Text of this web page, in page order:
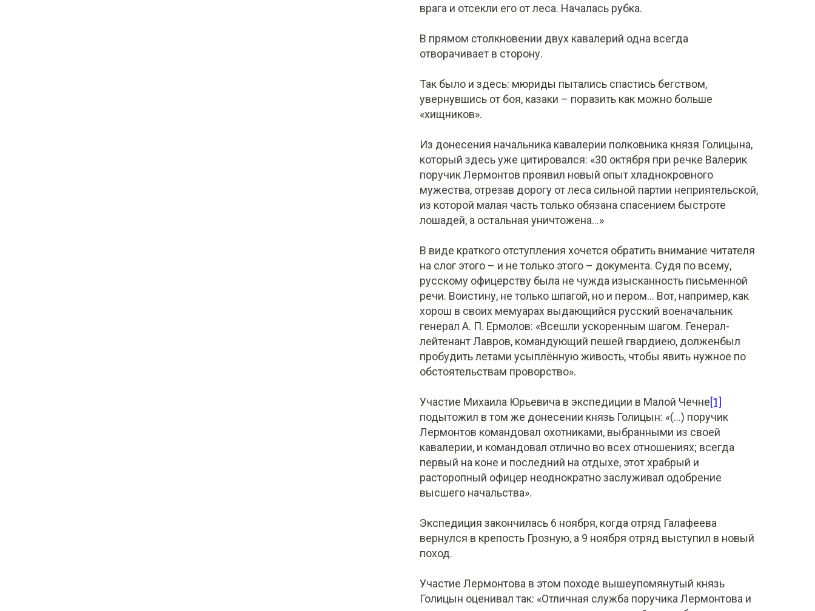
врага и отсекли его от леса. Началась рубка.
В прямом столкновении двух кавалерий одна всегда
отворачивает в сторону.
Так было и здесь: мюриды пытались спастись бегством,
увернувшись от боя, казаки – поразить как можно больше
«хищников».
Из донесения начальника кавалерии полковника князя Голицына,
который здесь уже цитировался: «30 октября при речке Валерик
поручик Лермонтов проявил новый опыт хладнокровного
мужества, отрезав дорогу от леса сильной партии неприятельской,
из которой малая часть только обязана спасением быстроте
лошадей, а остальная уничтожена...»
В виде краткого отступления хочется обратить внимание читателя
на слог этого – и не только этого – документа. Судя по всему,
русскому офицерству была не чужда изысканность письменной
речи. Воистину, не только шпагой, но и пером... Вот, например, как
хорош в своих мемуарах выдающийся русский военачальник
генерал А. П. Ермолов: «Всешли ускоренным шагом. Генерал-
лейтенант Лавров, командующий пешей гвардиею, долженбыл
пробудить летами усыплённую живость, чтобы явить нужное по
обстоятельствам проворство».
Участие Михаила Юрьевича в экспедиции в Малой Чечне[1]
подытожил в том же донесении князь Голицын: «(...) поручик
Лермонтов командовал охотниками, выбранными из своей
кавалерии, и командовал отлично во всех отношениях; всегда
первый на коне и последний на отдыхе, этот храбрый и
расторопный офицер неоднократно заслуживал одобрение
высшего начальства».
Экспедиция закончилась 6 ноября, когда отряд Галафеева
вернулся в крепость Грозную, а 9 ноября отряд выступил в новый
поход.
Участие Лермонтова в этом походе вышеупомянутый князь
Голицын оценивал так: «Отличная служба поручика Лермонтова и